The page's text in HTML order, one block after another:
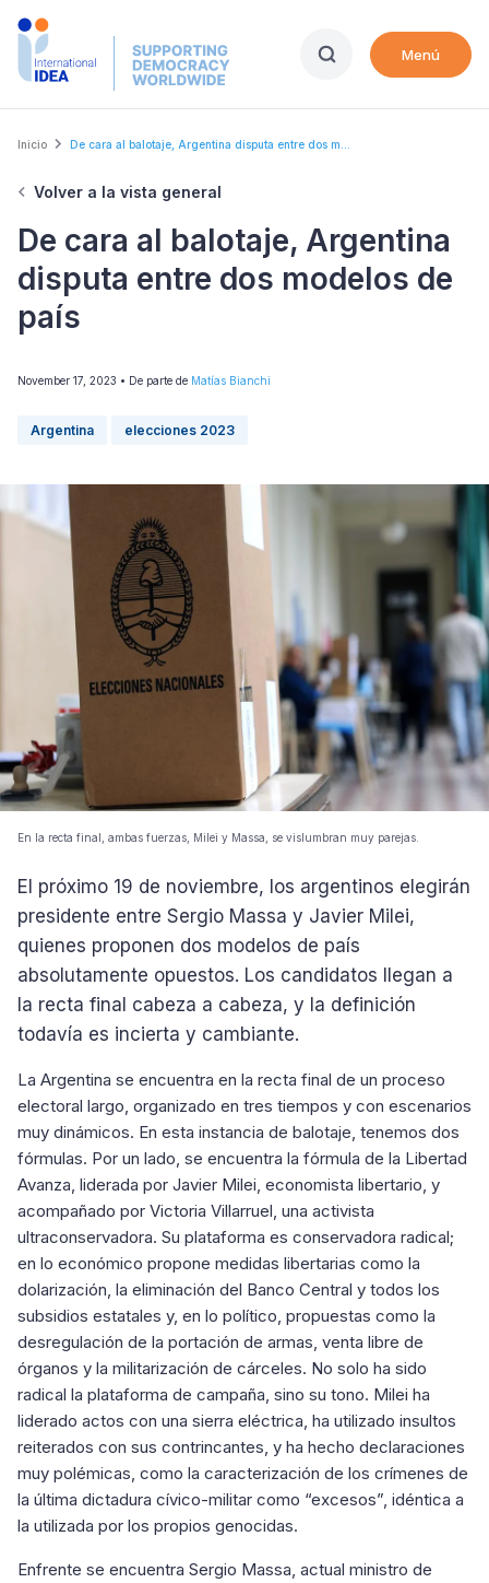
Skip
Menú
Breadcrumb
Inicio De cara al balotaje, Argentina disputa entre dos m...
Volver a la vista general
De cara al balotaje, Argentina
disputa entre dos modelos de
país
November 17, 2023 • De parte de Matías Bianchi
Argentina elecciones 2023
En la recta final, ambas fuerzas, Milei y Massa, se vislumbran muy parejas.
El próximo 19 de noviembre, los argentinos elegirán
presidente entre Sergio Massa y Javier Milei,
quienes proponen dos modelos de país
absolutamente opuestos. Los candidatos llegan a
la recta final cabeza a cabeza, y la definición
todavía es incierta y cambiante.
La Argentina se encuentra en la recta final de un proceso
electoral largo, organizado en tres tiempos y con escenarios
muy dinámicos. En esta instancia de balotaje, tenemos dos
fórmulas. Por un lado, se encuentra la fórmula de la Libertad
Avanza, liderada por Javier Milei, economista libertario, y
acompañado por Victoria Villarruel, una activista
ultraconservadora. Su plataforma es conservadora radical;
en lo económico propone medidas libertarias como la
dolarización, la eliminación del Banco Central y todos los
subsidios estatales y, en lo político, propuestas como la
desregulación de la portación de armas, venta libre de
órganos y la militarización de cárceles. No solo ha sido
radical la plataforma de campaña, sino su tono. Milei ha
liderado actos con una sierra eléctrica, ha utilizado insultos
reiterados con sus contrincantes, y ha hecho declaraciones
muy polémicas, como la caracterización de los crímenes de
la última dictadura cívico-militar como “excesos”, idéntica a
la utilizada por los propios genocidas.
Enfrente se encuentra Sergio Massa, actual ministro de